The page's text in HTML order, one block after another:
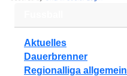
Aktuelles
Dauerbrenner
Regionalliga allgemein